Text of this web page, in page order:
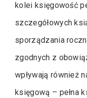
kolei księgowość
szczegółowych
sporządzania
zgodnych z
wpływają również
księgową – pełna